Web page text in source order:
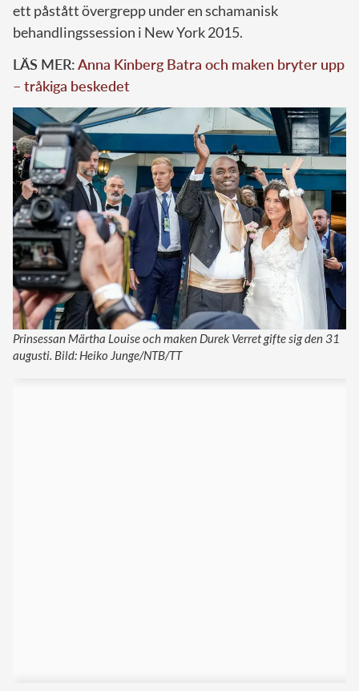
ett påstått övergrepp under en schamanisk
behandlingssession i New York 2015.
LÄS MER:Anna Kinberg Batra och maken bryter upp
– tråkiga beskedet
Prinsessan Märtha Louise och maken Durek Verret gifte sig den 31
augusti. Bild: Heiko Junge/NTB/TT